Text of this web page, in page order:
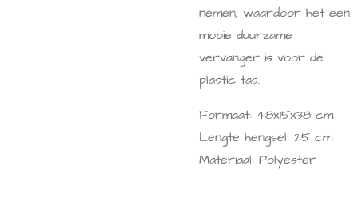
nemen, waardoor het een
mooie duurzame
vervanger is voor de
plastic tas.
Formaat: 48x15x38 cm
Lengte hengsel: 25 cm
Materiaal: Polyester